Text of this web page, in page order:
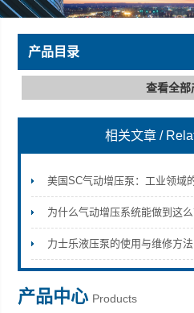
上海康驿实业有限公司
产品目录
查看全部
相关文章 /
美国SC气动增压泵：工业领域
为什么气动增压系统能做到这么
力士乐液压泵的使用与维修方法
产品中心 Products